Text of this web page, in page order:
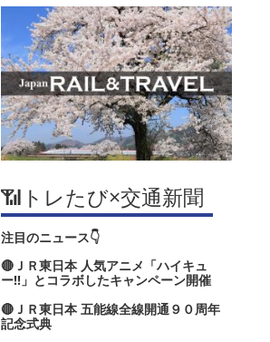
📶トレたび×交通新聞
注目のニュース👇
🔴ＪＲ東日本 人気アニメ「ハイキュ
ー‼」とコラボしたキャンペーン開催
🔴ＪＲ東日本 五能線全線開通９０周年
記念式典